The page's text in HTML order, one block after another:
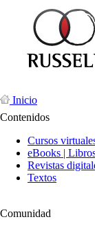
Inicio
Contenidos
Cursos
eBooks |
Revistas
Textos
Comunidad